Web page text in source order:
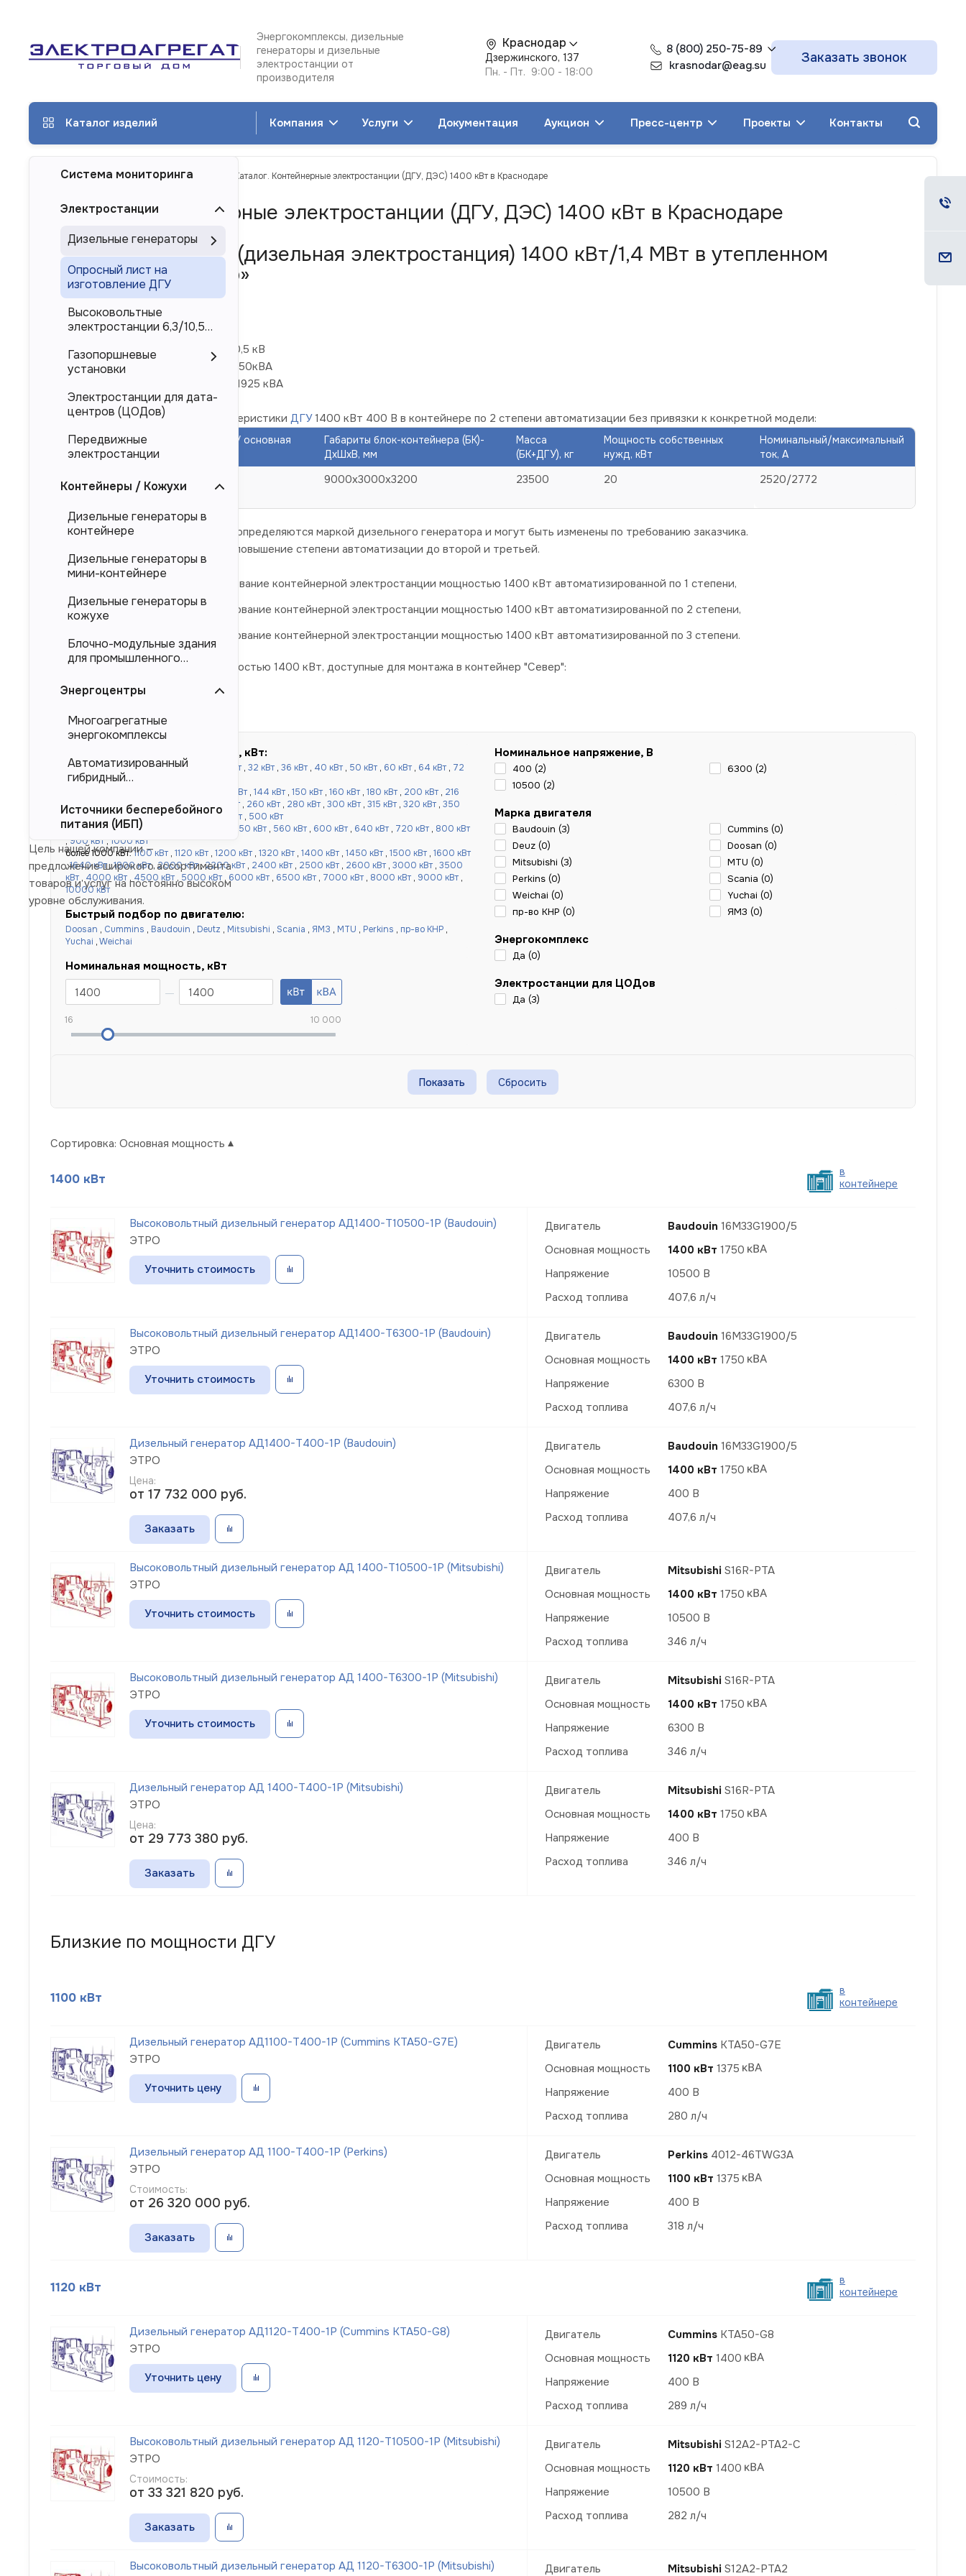
Энергокомплексы, дизельные
генераторы и дизельные
электростанции от
производителя
Краснодар
Дзержинского, 137
Пн. - Пт. 9:00 - 18:00
8 (800) 250-75-89
krasnodar@eag.su
Заказать звонок
Каталог изделий Компания Услуги Документация Аукцион Пресс-центр Проекты Контакты
ТД Электроагрегат Каталог изделий Каталог. Контейнерные электростанции (ДГУ, ДЭС) 1400 кВт в Краснодаре
Каталог. Контейнерные электростанции (ДГУ, ДЭС) 1400 кВт в Краснодаре
Дизель-генератор (дизельная электростанция) 1400 кВт/1,4 МВт в утепленном
контейнере «Север»
Торговая марка ЭТРО
Номинальное напряжение 0,4/6,3/10,5 кВ
Номинальная мощность 1400кВт/1750кВА
Максимальная мощность 1540 кВт/1925 кВА
Усредненные технические характеристики ДГУ1400 кВт 400 В в контейнере по 2 степени автоматизации без привязки к конкретной модели:
Наименование
изделия
Мощность ДГУ основная
Габариты блок-контейнера (БК)-
ДхШхВ, мм
Масса
(БК+ДГУ), кг
Мощность собственных
нужд, кВт
Номинальный/максимальный
ток, А
АД1400-Т400-
2РБК
9000х3000х3200 23500 20 2520/2772
* Габаритные размеры контейнера определяются маркой дизельного генератора и могут быть изменены по требованию заказчика.
Для ДГУ в контейнере возможно повышение степени автоматизации до второй и третьей.
АД 1400-Т400-1РБК
- наименование контейнерной электростанции мощностью 1400 кВт автоматизированной по 1 степени,
АД 1400-Т400-2РБК- наименование контейнерной электростанции мощностью 1400 кВт автоматизированной по 2 степени,
- наименование контейнерной электростанции мощностью 1400 кВт автоматизированной по 3 степени.
Дизельные электростанции мощностью 1400 кВт, доступные для монтажа в контейнер "Север":
Быстрый подбор по мощности, кВт:
до 100 кВт: 16 кВт,20 кВт,24 кВт 30 кВт , 32 кВт , 36 кВт , 40 кВт , 50 кВт , 60 кВт , 64 кВт , 72
кВт,80 кВт,90 кВт
130 кВт , 144 кВт , 150 кВт , 160 кВт , 180 кВт , 200 кВт , 216
кВт
240 кВт 250 кВт 256 кВт , 260 кВт , 280 кВт , 300 кВт , 315 кВт , 320 кВт , 350
кВт ,360 кВт, 400 кВт,450 кВт,480 кВт , 500 кВт
от 520 до 1000 кВт:
550 кВт , 560 кВт , 600 кВт , 640 кВт , 720 кВт , 800 кВт
, 900 кВт , 1000 кВт
более 1000 кВт:1100 кВт , 1120 кВт , 1200 кВт , 1320 кВт , 1400 кВт , 1450 кВт , 1500 кВт , 1600 кВт
,1640 кВт,1800 кВт,2000 кВт,2200 кВт , 2400 кВт , 2500 кВт , 2600 кВт , 3000 кВт , 3500
кВт , 4000 кВт , 4500 кВт , 5000 кВт , 6000 кВт , 6500 кВт , 7000 кВт , 8000 кВт , 9000 кВт ,
10000 кВт
Быстрый подбор по двигателю:
Doosan , Cummins , Baudouin , Deutz , Mitsubishi , Scania , ЯМЗ , MTU , Perkins , пр-во КНР ,
Yuchai ,Weichai
Номинальная мощность, кВт
16 10 000
Номинальное напряжение, В
400 (2) 6300 (2)
10500 (2)
Марка двигателя
Baudouin (3) Cummins (0)
Deuz (0) Doosan (0)
Mitsubishi (3) MTU (0)
Perkins (0) Scania (0)
Weichai (0) Yuchai (0)
пр-во КНР (0) ЯМЗ (0)
Энергокомплекс
Да (0)
Электростанции для ЦОДов
Да (3)
Сбросить
Сортировка: Основная мощность
1400 кВт
в
контейнере
Высоковольтный дизельный генератор АД1400-Т10500-1Р (Baudouin)
ЭТРО
Уточнить стоимость
Двигатель Baudouin 16M33G1900/5
Основная мощность
1400 кВт 1750
Напряжение
10500 В
Расход топлива
407,6 л/ч
Высоковольтный дизельный генератор АД1400-Т6300-1Р (Baudouin)
ЭТРО
Уточнить стоимость
Двигатель Baudouin 16M33G1900/5
Основная мощность
1400 кВт 1750
Напряжение
6300 В
Расход топлива
407,6 л/ч
Дизельный генератор АД1400-Т400-1Р (Baudouin)
ЭТРО
Цена:
от 17 732 000 руб.
Заказать
Двигатель Baudouin 16M33G1900/5
Основная мощность
1400 кВт 1750
Напряжение
400 В
Расход топлива
407,6 л/ч
Высоковольтный дизельный генератор АД 1400-Т10500-1Р (Mitsubishi)
ЭТРО
Уточнить стоимость
Двигатель Mitsubishi S16R-PTA
Основная мощность
1400 кВт 1750
Напряжение
10500 В
Расход топлива
346 л/ч
Высоковольтный дизельный генератор АД 1400-Т6300-1Р (Mitsubishi)
ЭТРО
Уточнить стоимость
Двигатель Mitsubishi S16R-PTA
Основная мощность
1400 кВт 1750
Напряжение
6300 В
Расход топлива
346 л/ч
Дизельный генератор АД 1400-Т400-1Р (Mitsubishi)
ЭТРО
Цена:
от 29 773 380 руб.
Заказать
Двигатель Mitsubishi S16R-PTA
Основная мощность
1400 кВт 1750
Напряжение
400 В
Расход топлива
346 л/ч
Близкие по мощности ДГУ
1100 кВт
в
контейнере
Дизельный генератор АД1100-Т400-1Р (Cummins KTA50-G7E)
ЭТРО
Уточнить цену
Двигатель Cummins KTA50-G7E
Основная мощность
1100 кВт 1375
Напряжение
400 В
Расход топлива
280 л/ч
Дизельный генератор АД 1100-Т400-1Р (Perkins)
ЭТРО
Стоимость:
от 26 320 000 руб.
Заказать
Двигатель Perkins 4012-46TWG3A
Основная мощность
1100 кВт 1375
Напряжение
400 В
Расход топлива
318 л/ч
1120 кВт
в
контейнере
Дизельный генератор АД1120-Т400-1Р (Cummins KTA50-G8)
ЭТРО
Уточнить цену
Двигатель Cummins KTA50-G8
Основная мощность
1120 кВт 1400
Напряжение
400 В
Расход топлива
289 л/ч
Высоковольтный дизельный генератор АД 1120-Т10500-1Р (Mitsubishi)
ЭТРО
Стоимость:
от 33 321 820 руб.
Заказать
Двигатель Mitsubishi S12A2-PTA2-С
Основная мощность
1120 кВт 1400
Напряжение
10500 В
Расход топлива
282 л/ч
Высоковольтный дизельный генератор АД 1120-Т6300-1Р (Mitsubishi)
Двигатель Mitsubishi S12A2-PTA2
Система мониторинга
Электростанции
Дизельные генераторы
Опросный лист на
изготовление ДГУ
Высоковольтные
электростанции 6,3/10,5
Газопоршневые
установки
Электростанции для дата-
центров (ЦОДов)
Передвижные
электростанции
Контейнеры / Кожухи
Дизельные генераторы в
контейнере
Дизельные генераторы в
мини-контейнере
Дизельные генераторы в
кожухе
Блочно-модульные здания
для промышленного
оборудования (БМЗ)
Энергоцентры
Многоагрегатные
энергокомплексы
Автоматизированный
гибридный
Источники бесперебойного
питания (ИБП)
Цель нашей компании —
предложение широкого ассортимента
товаров и услуг на постоянно высоком
уровне обслуживания.